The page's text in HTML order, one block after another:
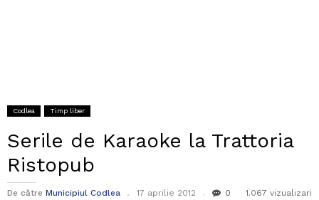
Codlea Timp liber
Serile de Karaoke la Trattoria
Ristopub
De către Municipiul Codlea 17 aprilie 2012 0 1.067 vizualizari